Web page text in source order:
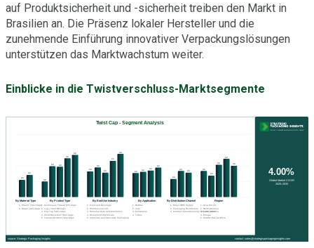
auf Produktsicherheit und -sicherheit treiben den Markt in
Brasilien an. Die Präsenz lokaler Hersteller und die
zunehmende Einführung innovativer Verpackungslösungen
unterstützen das Marktwachstum weiter.
Einblicke in die Twistverschluss-Marktsegmente